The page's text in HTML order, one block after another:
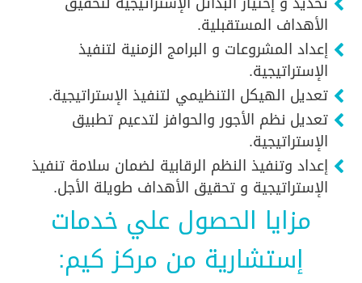
الأهداف المستقبلية.
إعداد المشروعات و البرامج الزمنية لتنفيذ
الإستراتيجية.
تعديل الهيكل التنظيمي لتنفيذ الإستراتيجية.
تعديل نظم الأجور والحوافز لتدعيم تطبيق
الإستراتيجية.
إعداد وتنفيذ النظم الرقابية لضمان سلامة تنفيذ
الإستراتيجية و تحقيق الأهداف طويلة الأجل.
مزايا الحصول علي خدمات
إستشارية من مركز كيم: